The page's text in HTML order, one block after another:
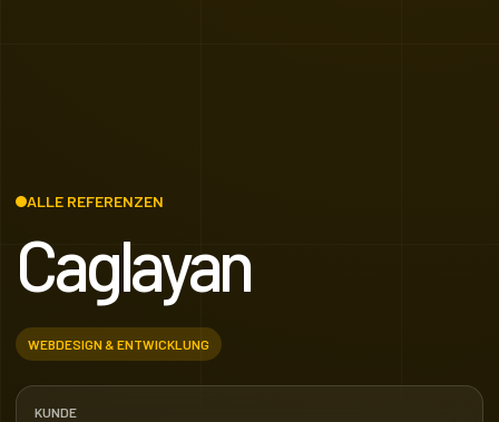
ALLE REFERENZEN
Caglayan
WEBDESIGN & ENTWICKLUNG
KUNDE